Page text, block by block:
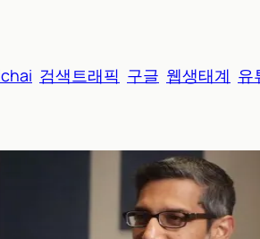
검색트래픽 구글 웹생태계 유